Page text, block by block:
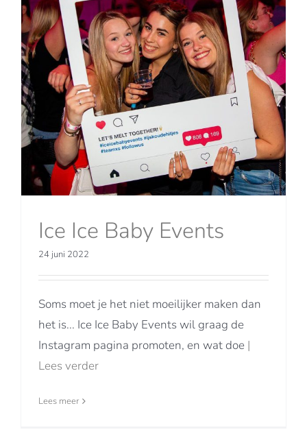
Ice Ice Baby Events
24 juni 2022
Soms moet je het niet moeilijker maken dan
het is... Ice Ice Baby Events wil graag de
Instagram pagina promoten, en wat doe |
Lees verder
Lees meer